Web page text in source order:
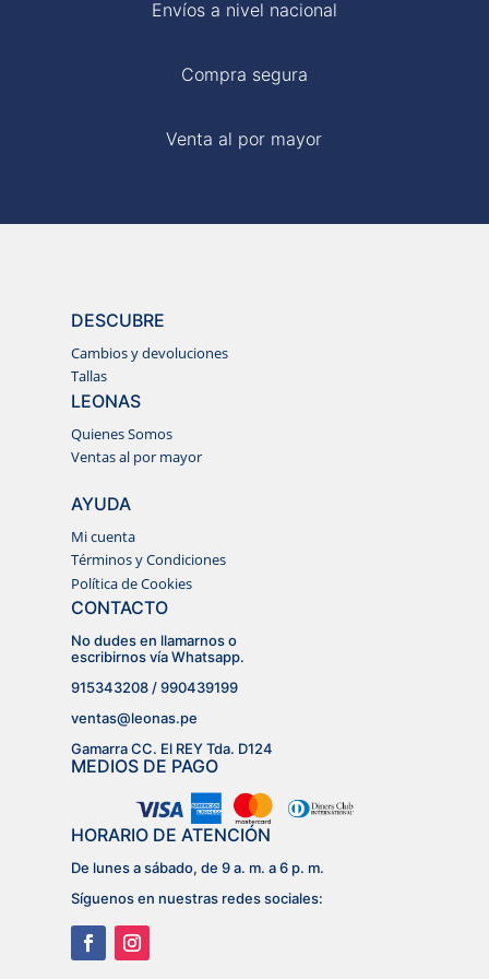
Envíos a nivel nacional
Compra segura
Venta al por mayor
DESCUBRE
Cambios y devoluciones
Tallas
LEONAS
Quienes Somos
Ventas al por mayor
AYUDA
Mi cuenta
Términos y Condiciones
Política de Cookies
CONTACTO
No dudes en llamarnos o
escribirnos vía Whatsapp.
915343208 / 990439199
ventas@leonas.pe
Gamarra CC. El REY Tda. D124
MEDIOS DE PAGO
HORARIO DE ATENCIÓN
De lunes a sábado, de 9 a. m. a 6 p. m.
Síguenos en nuestras redes sociales: